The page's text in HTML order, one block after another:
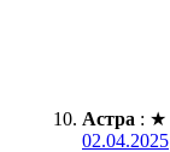
Астра : ★
02.04.2025